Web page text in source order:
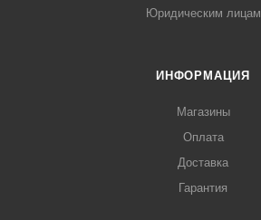
Юридическим лицам
ИНФОРМАЦИЯ
Магазины
Оплата
Доставка
Гарантия